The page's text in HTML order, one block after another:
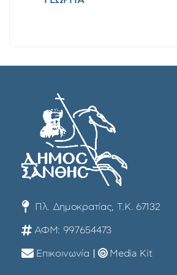
Πλ. Δημοκρατίας, Τ.Κ. 67132
ΑΦΜ: 997654473
Επικοινωνία Media Kit